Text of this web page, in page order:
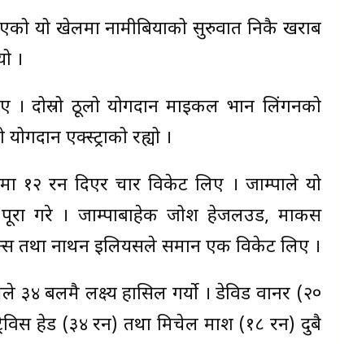
यो खेलमा नामीबियाको सुरुवात निकै खराब
।
। दोस्रो ठूलो योगदान माइकल भान लिंगनको
एक्स्ट्राको रह्यो ।
१२ रन दिएर चार विकेट लिए । जाम्पाले यो
गरे । जाम्पाबाहेक जोश हेजलउड, मार्कस
तथा नाथन इलियसले समान एक विकेट लिए ।
३४ बलमै लक्ष्य हासिल गर्यो । डेविड वार्नर (२०
हेड (३४ रन) तथा मिचेल मार्श (१८ रन) दुबै